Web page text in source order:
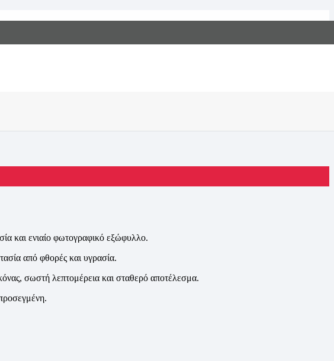
Αρχική
και ενιαίο φωτογραφικό εξώφυλλο.
από φθορές και υγρασία.
σωστή λεπτομέρεια και σταθερό αποτέλεσμα.